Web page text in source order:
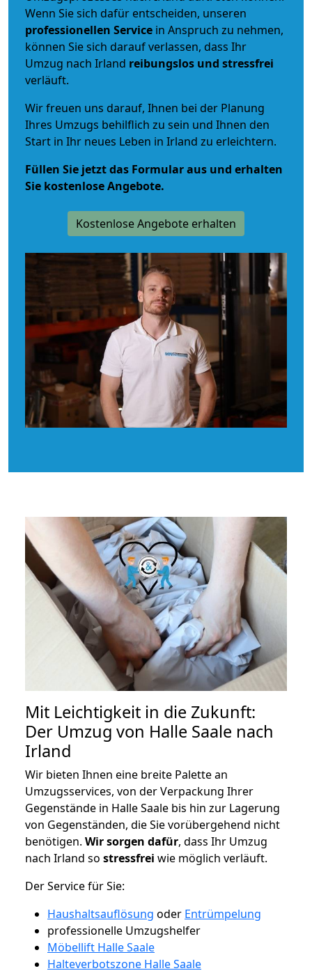
Wenn Sie sich dafür entscheiden, unseren
professionellen Service in Anspruch zu nehmen,
können Sie sich darauf verlassen, dass Ihr
Umzug nach Irland reibungslos und stressfrei
verläuft.
Wir freuen uns darauf, Ihnen bei der Planung
Ihres Umzugs behilflich zu sein und Ihnen den
Start in Ihr neues Leben in Irland zu erleichtern.
Füllen Sie jetzt das Formular aus und erhalten
Sie kostenlose Angebote.
Kostenlose Angebote erhalten
Mit Leichtigkeit in die Zukunft:
Der Umzug von Halle Saale nach
Irland
Wir bieten Ihnen eine breite Palette an
Umzugsservices, von der Verpackung Ihrer
Gegenstände in Halle Saale bis hin zur Lagerung
von Gegenständen, die Sie vorübergehend nicht
benötigen. Wir sorgen dafür, dass Ihr Umzug
nach Irland so stressfrei wie möglich verläuft.
Der Service für Sie:
Haushaltsauflösung oder Entrümpelung
professionelle Umzugshelfer
Möbellift Halle Saale
Halteverbotszone Halle Saale